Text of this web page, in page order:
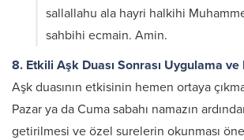
sallallahu ala hayri halkihi
sahbihi ecmain. Amin.
8. Etkili Aşk Duası Sonrası Uygulama
Aşk duasının etkisinin hemen ortaya
Pazar ya da Cuma sabahı namazın
getirilmesi ve özel surelerin okunması